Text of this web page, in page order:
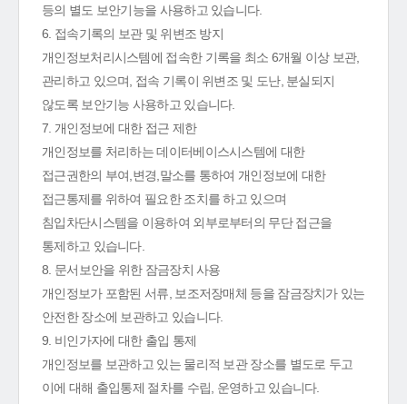
등의 별도 보안기능을 사용하고 있습니다.
6. 접속기록의 보관 및 위변조 방지
개인정보처리시스템에 접속한 기록을 최소 6개월 이상 보관,
관리하고 있으며, 접속 기록이 위변조 및 도난, 분실되지
않도록 보안기능 사용하고 있습니다.
7. 개인정보에 대한 접근 제한
개인정보를 처리하는 데이터베이스시스템에 대한
접근권한의 부여,변경,말소를 통하여 개인정보에 대한
접근통제를 위하여 필요한 조치를 하고 있으며
침입차단시스템을 이용하여 외부로부터의 무단 접근을
통제하고 있습니다.
8. 문서보안을 위한 잠금장치 사용
개인정보가 포함된 서류, 보조저장매체 등을 잠금장치가 있는
안전한 장소에 보관하고 있습니다.
9. 비인가자에 대한 출입 통제
개인정보를 보관하고 있는 물리적 보관 장소를 별도로 두고
이에 대해 출입통제 절차를 수립, 운영하고 있습니다.